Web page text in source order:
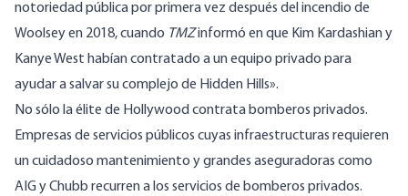
notoriedad pública por primera vez después del incendio de
Woolsey en 2018, cuando TMZinformó en que Kim Kardashian y
Kanye West habían contratado a un equipo privado para
ayudar a salvar su complejo de Hidden Hills».
No sólo la élite de Hollywood contrata bomberos privados.
Empresas de servicios públicos cuyas infraestructuras requieren
un cuidadoso mantenimiento y grandes aseguradoras como
AIG y Chubb recurren a los servicios de bomberos privados.